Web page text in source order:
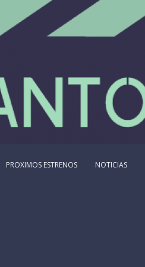
PROXIMOS ESTRENOS NOTICIAS